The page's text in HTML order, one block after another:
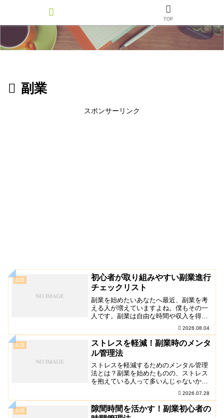
副業
スポンサーリンク
副業
初心者が取り組みやすい副業進行
チェックリスト
副業を始めたいあなたへ最近、副業を考
える人が増えていますよね。僕もその一
人です。副業は自由な時間や収入を得る
ものの挫折することも多いのが現実で
す。この記事では、初心者がスムーズに
副業を進めるためのチェッ…
2026.08.04
副業
ストレスを軽減！副業時のメンタ
ル管理法
ストレスを軽減するためのメンタル管理
法とは？副業を始めたものの、ストレス
を抱えている人って多いんじゃないか
な？僕もその一人だった。気がついた
ら、毎日の仕事と副業のダブルパンチで
心が疲弊していたんだ。でも、大丈夫。
この記事を読めば、少しでも…
2026.07.28
副業
隙間時間を活かす！副業初心者の
TOP